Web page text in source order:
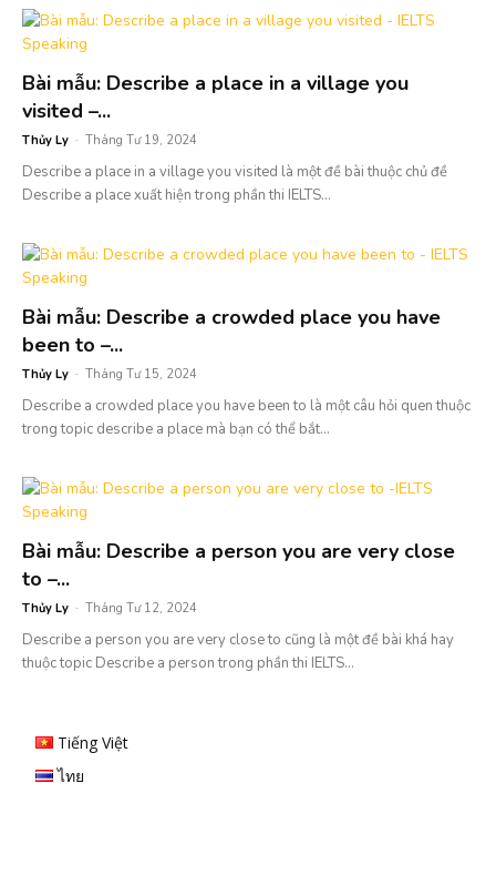
Bài mẫu: Describe a place in a village you
visited –...
Thủy Ly - Tháng Tư 19, 2024
Describe a place in a village you visited là một đề bài thuộc chủ đề
Describe a place xuất hiện trong phần thi IELTS...
Bài mẫu: Describe a crowded place you have
been to –...
Thủy Ly - Tháng Tư 15, 2024
Describe a crowded place you have been to là một câu hỏi quen thuộc
trong topic describe a place mà bạn có thể bắt...
Bài mẫu: Describe a person you are very close
to –...
Thủy Ly - Tháng Tư 12, 2024
Describe a person you are very close to cũng là một đề bài khá hay
thuộc topic Describe a person trong phần thi IELTS...
Tiếng Việt
ไทย